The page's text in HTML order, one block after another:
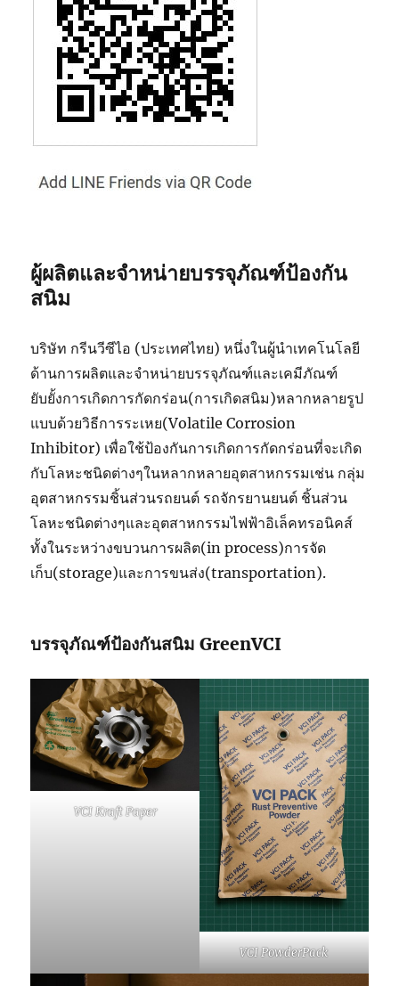
ผู้ผลิตและจำหน่ายบรรจุภัณฑ์ป้องกัน
สนิม
บริษัท กรีนวีซีไอ (ประเทศไทย) หนึ่งในผู้นำเทคโนโลยี
ด้านการผลิตและจำหน่ายบรรจุภัณฑ์และเคมีภัณฑ์
ยับยั้งการเกิดการกัดกร่อน(การเกิดสนิม)หลากหลายรูป
แบบด้วยวิธีการระเหย(Volatile Corrosion
Inhibitor) เพื่อใช้ป้องกันการเกิดการกัดกร่อนที่จะเกิด
กับโลหะชนิดต่างๆในหลากหลายอุตสาหกรรมเช่น กลุ่ม
อุตสาหกรรมชิ้นส่วนรถยนต์ รถจักรยานยนต์ ชิ้นส่วน
โลหะชนิดต่างๆและอุตสาหกรรมไฟฟ้าอิเล็คทรอนิคส์
ทั้งในระหว่างขบวนการผลิต(in process)การจัด
เก็บ(storage)และการขนส่ง(transportation).
บรรจุภัณฑ์ป้องกันสนิม GreenVCI
VCI Kraft Paper
VCI PowderPack